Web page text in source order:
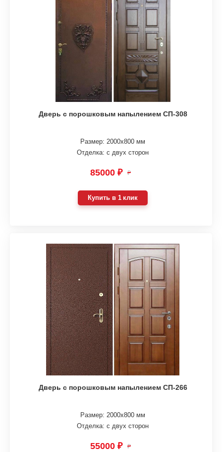
Дверь с порошковым напылением СП-308
Размер: 2000х800 мм
Отделка: с двух сторон
85000 ₽ ₽
Купить в 1 клик
Дверь с порошковым напылением СП-266
Размер: 2000х800 мм
Отделка: с двух сторон
55000 ₽ ₽